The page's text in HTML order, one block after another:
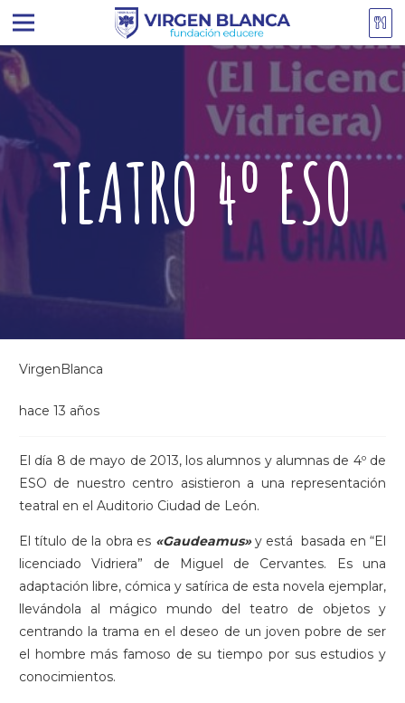
TEATRO 4º ESO
VirgenBlanca
hace 13 años
El día 8 de mayo de 2013, los alumnos y alumnas de 4º de
ESO de nuestro centro asistieron a una representación
teatral en el Auditorio Ciudad de León.
El título de la obra es «Gaudeamus»y está basada en “El
licenciado Vidriera” de Miguel de Cervantes. Es una
adaptación libre, cómica y satírica de esta novela ejemplar,
llevándola al mágico mundo del teatro de objetos y
centrando la trama en el deseo de un joven pobre de ser
el hombre más famoso de su tiempo por sus estudios y
conocimientos.